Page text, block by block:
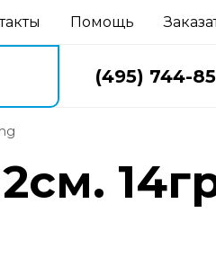
Помощь
(495) 744-